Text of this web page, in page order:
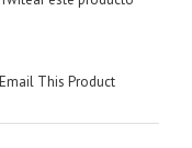
Email This Product